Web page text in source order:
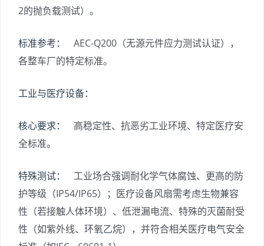
2的抛负载测试）。
标准参考：
AEC-Q200（无源元件应力测试认证），
各整车厂的特定标准。
工业与医疗设备：
核心要求：
高稳定性、抗恶劣工业环境、特定医疗安
全标准。
特殊测试：
工业场合强调耐化学气体腐蚀、更高的防
护等级（IP54/IP65）；医疗设备风扇需考虑生物兼容
性（若接触人体环境）、低泄漏电流、特殊的灭菌耐受
性（如紫外线、环氧乙烷），并符合相关医疗电气安全